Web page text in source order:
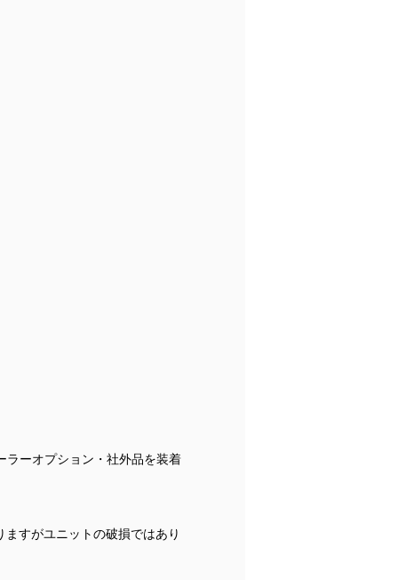
ーオプション・社外品を装着
すがユニットの破損ではあり